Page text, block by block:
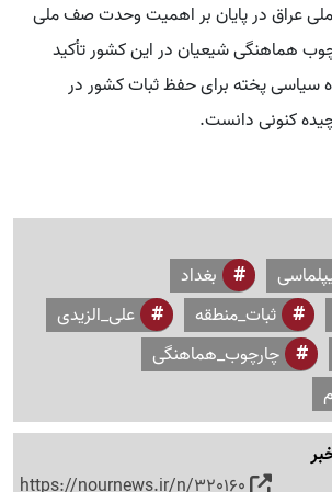
عراق در پایان بر اهمیت وحدت صف ملی
هماهنگی شیعیان در این کشور تأکید
سیاسی پخته برای حفظ ثبات کشور در
کنونی دانست.
بغداد
ثبات_منطقه
علی_الزیدی
چارچوب_هماهنگی